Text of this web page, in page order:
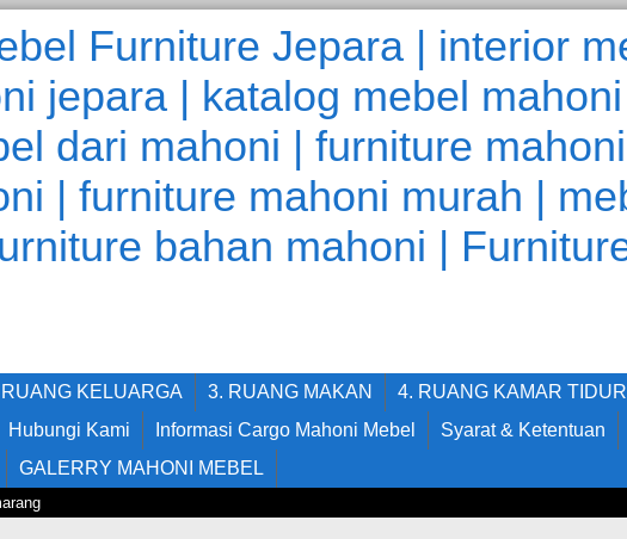
KELUARGA 3. RUANG MAKAN 4. RUANG KAMAR TIDUR
Hubungi Kami Informasi Cargo Mahoni Mebel Syarat & Ketentuan
GALERRY MAHONI MEBEL